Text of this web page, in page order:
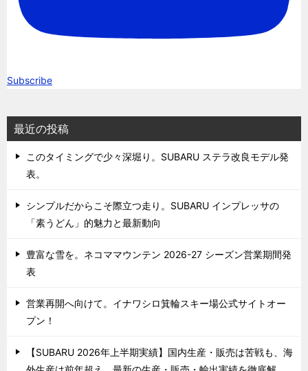
Subscribe
最近の投稿
このタイミングで少々深堀り。SUBARU ステラ改良モデル発
表。
シンプルだからこそ際立つ走り。SUBARU インプレッサの
「素うどん」的魅力と最新動向
豊富な雪を。ネコママウンテン 2026-27 シーズン営業期間発
表
営業再開へ向けて。イナワシロ箕輪スキー場公式サイトオー
プン！
【SUBARU 2026年上半期実績】国内生産・販売は苦戦も、海